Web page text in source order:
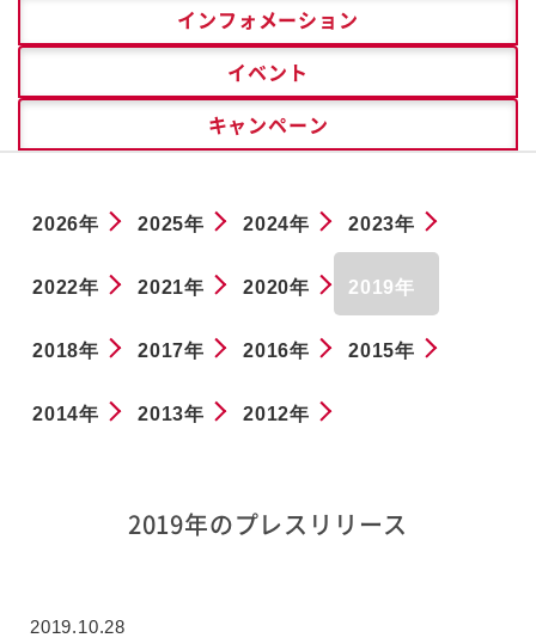
インフォメーション
イベント
キャンペーン
2026年 2025年 2024年 2023年
2022年 2021年 2020年 2019年
2018年 2017年 2016年 2015年
2014年 2013年 2012年
2019年のプレスリリース
2019.10.28